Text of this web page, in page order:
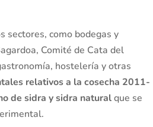
sectores, como bodegas y
Comité de Cata del
hostelería y otras
relativos a la cosecha 2011-
de sidra y sidra naturalque se